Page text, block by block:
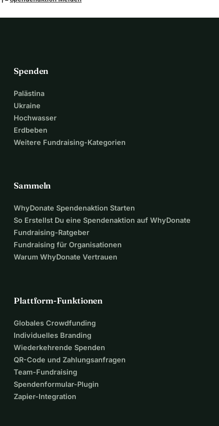
Spenden
Palästina
Ukraine
Hochwasser
Erdbeben
Weitere Fundraising-Kategorien
Sammeln
WhyDonate Spendenaktion Starten
So Erstellst Du eine Spendenaktion auf WhyDonate
Fundraising-Ratgeber
Fundraising für Organisationen
Warum WhyDonate Vertrauen
Plattform-Funktionen
Globales Crowdfunding
Individuelles Branding
Wiederkehrende Spenden
QR-Code und Zahlungsanfragen
Team-Fundraising
Spendenformular-Plugin
Zapier-Integration